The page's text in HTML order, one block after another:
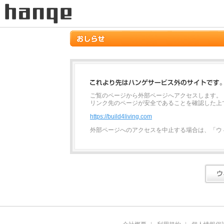
ご覧のページから外部ページへアクセスします。
リンク先のページが安全であることを確認した
https://build4living.com
外部ページへのアクセスを中止する場合は、「